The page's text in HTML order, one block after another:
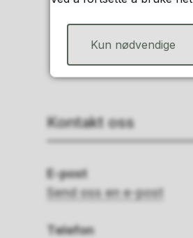
Kontakt oss
E-post
Send oss en e-post
Telefon
Kun nødvendige